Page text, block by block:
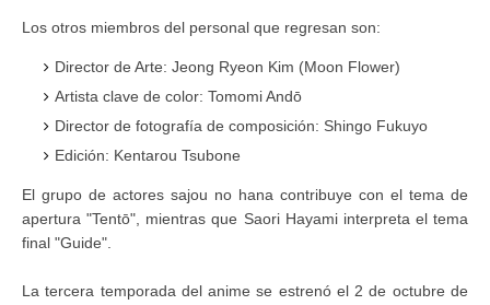
Los otros miembros del personal que regresan son:
Director de Arte: Jeong Ryeon Kim (Moon Flower)
Artista clave de color: Tomomi Andō
Director de fotografía de composición: Shingo Fukuyo
Edición: Kentarou Tsubone
El grupo de actores sajou no hana contribuye con el tema de
apertura "Tentō", mientras que Saori Hayami interpreta el tema
final "Guide".
La tercera temporada del anime se estrenó el 2 de octubre de